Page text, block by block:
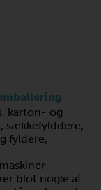
karton- og
sækkefylddere,
fyldere,
blot nogle af